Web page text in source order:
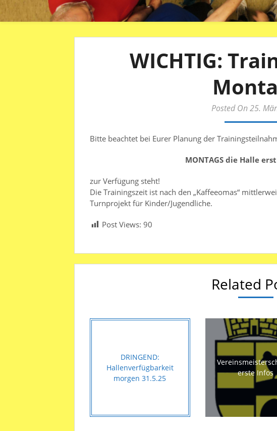
WICHTIG:
Posted On 25.
Bitte beachtet bei Eurer Planung der
MONTAGS die Halle
zur Verfügung steht!
Die Trainingszeit ist nach den „Kaffeeomas“
Turnprojekt für Kinder/Jugendliche.
Post Views: 90
Related
DRINGEND:
Hallenverfügbarkeit
morgen 31.5.25
erste Infos